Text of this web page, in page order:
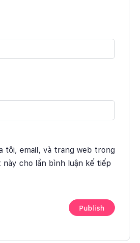
tôi, email, và trang web trong
cho lần bình luận kế tiếp